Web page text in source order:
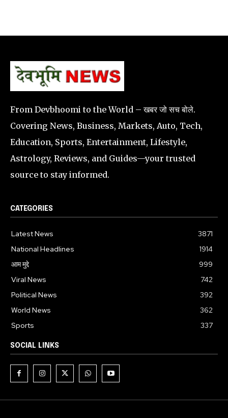
From Devbhoomi to the World – खबर जो सच बोले.
Covering News, Business, Markets, Auto, Tech,
Education, Sports, Entertainment, Lifestyle,
Astrology, Reviews, and Guides—your trusted
source to stay informed.
CATEGORIES
Latest News
3871
National Headlines
1914
आम मुद्दे
999
Viral News
742
Political News
392
World News
362
Sports
337
SOCIAL LINKS